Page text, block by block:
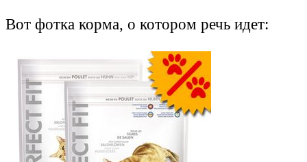
Вот фотка корма, о котором речь идет: